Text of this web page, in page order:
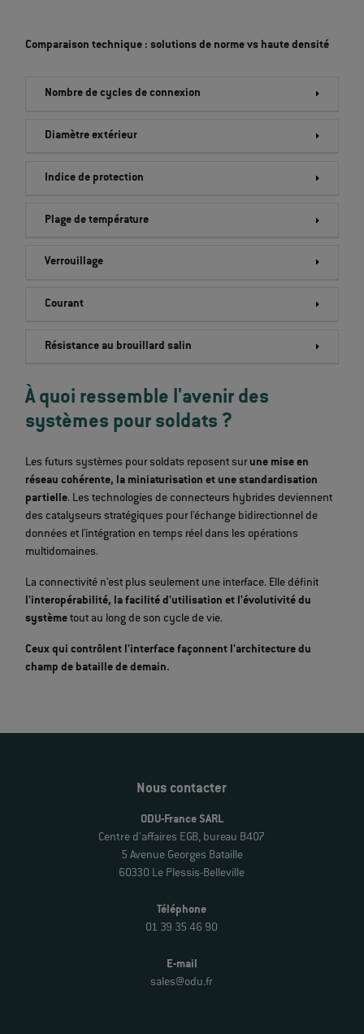
Comparaison technique : solutions de norme vs haute densité
Nombre de cycles de connexion
Diamètre extérieur
Indice de protection
Plage de température
Verrouillage
Courant
Résistance au brouillard salin
À quoi ressemble l'avenir des
systèmes pour soldats ?
Les futurs systèmes pour soldats reposent surune mise en
réseau cohérente, la miniaturisation et une standardisation
partielle. Les technologies de connecteurs hybrides deviennent
des catalyseurs stratégiques pour l'échange bidirectionnel de
données et l'intégration en temps réel dans les opérations
multidomaines.
La connectivité n'est plus seulement une interface. Elle définit
l'interopérabilité, la facilité d'utilisation et l'évolutivité du
systèmetout au long de son cycle de vie.
Ceux qui contrôlent l'interface façonnent l'architecture du
champ de bataille de demain.
Nous contacter
ODU-France SARL
Centre d'affaires EGB, bureau B407
5 Avenue Georges Bataille
60330 Le Plessis-Belleville
Téléphone
01 39 35 46 90
E-mail
sales@odu.fr